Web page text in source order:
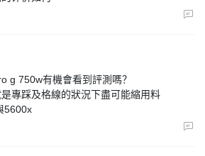
g 750w有機會看到評測嗎？
專踩及格線的狀況下盡可能縮用料
5600x